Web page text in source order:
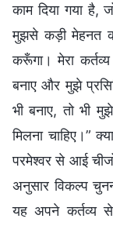
काम दिया गया है,
मुझसे कड़ी मेहनत
करूँगा। मेरा
बनाए और मुझे
भी बनाए, तो भी
मिलना चाहिए।”
परमेश्वर से आई
अनुसार विकल्प
यह अपने कर्तव्य